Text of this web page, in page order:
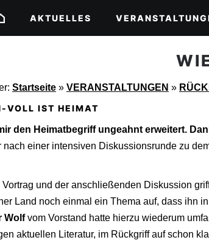
AKTUELLES
Startseite » VERANSTALTUNGEN »
VOLL IST HEIMAT
den Heimatbegriff ungeahnt erweitert.
nach einer intensiven Diskussionsrunde zu
Vortrag und der anschließenden Diskussion
Land noch einmal ein Thema auf, dass ihn
Wolfvom Vorstand hatte hierzu wiederum
aktuellen Literatur, im Rückgriff auf schon